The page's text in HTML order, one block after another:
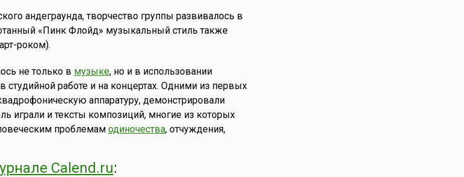
андеграунда, творчество группы развивалось в
«Пинк Флойд» музыкальный стиль также
роком).
не только в музыке, но и в использовании
студийной работе и на концертах. Одними из первых
аппаратуру, демонстрировали
играли и тексты композиций, многие из которых
проблемам одиночества, отчуждения,
Calend.ru: